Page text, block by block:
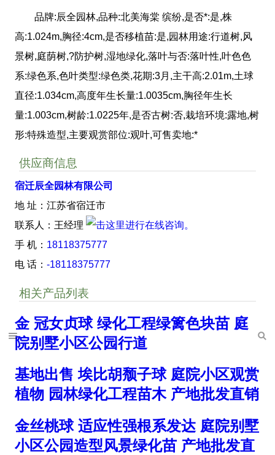
品牌:辰全园林,品种:北美海棠 缤纷,是否*:是,株
高:1.024m,胸径:4cm,是否移植苗:是,园林用途:行道树,风
景树,庭荫树,?防护树,湿地绿化,落叶与否:落叶性,叶色色
系:绿色系,色叶类型:绿色类,花期:3月,主干高:2.01m,土球
直径:1.034cm,高度年生长量:1.0035cm,胸径年生长
量:1.003cm,树龄:1.0225年,是否古树:否,栽培环境:露地,树
形:特殊造型,主要观赏部位:观叶,可售卖地:*
供应商信息
宿迁辰全园林有限公司
地 址：江苏省宿迁市
联系人：王经理
手 机： 18118375777
电 话： -18118375777
相关产品列表
金 冠女贞球 绿化工程绿篱色块苗 庭
院别墅小区公园行道
基地出售 埃比胡颓子球 庭院小区观赏
植物 园林绿化工程苗木 产地批发直销
金丝桃球 适应性强根系发达 庭院别墅
小区公园造型风景绿化苗 产地批发直